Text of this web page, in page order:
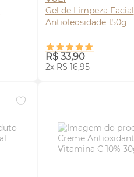
Gel de Limpeza Facial
Antioleosidade 150g
R$ 33,90
2x R$ 16,95
AVISE-ME